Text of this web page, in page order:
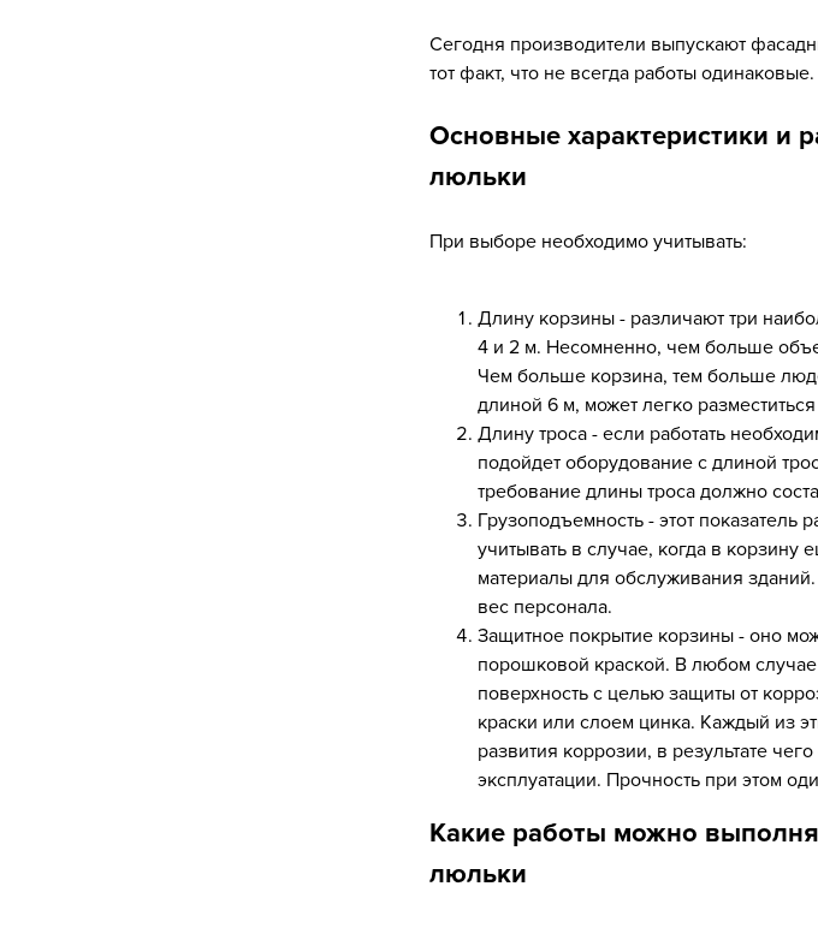
Сегодня производители выпускают
тот факт, что не всегда работы одинаковые.
Основные характеристики и
люльки
При выборе необходимо учитывать:
Длину корзины - различают три
4 и 2 м. Несомненно, чем больше
Чем больше корзина, тем больше
длиной 6 м, может легко
Длину троса - если работать
подойдет оборудование с длиной
требование длины троса должно
Грузоподъемность - этот показатель
учитывать в случае, когда в
материалы для обслуживания
вес персонала.
Защитное покрытие корзины - оно
порошковой краской. В любом случае
поверхность с целью защиты от
краски или слоем цинка. Каждый из
развития коррозии, в результате
эксплуатации. Прочность при этом
Какие работы можно
люльки